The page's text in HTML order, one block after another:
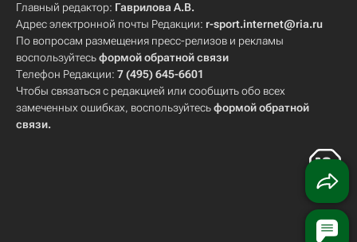
Главный редактор: Гаврилова А.В.
Адрес электронной почты Редакции: r-sport.internet@ria.ru
По вопросам размещения пресс-релизов и рекламы
воспользуйтесьформой обратной связи
Телефон Редакции: 7 (495) 645-6601
Чтобы связаться с редакцией или сообщить обо всех
замеченных ошибках, воспользуйтесьформой обратной
связи.